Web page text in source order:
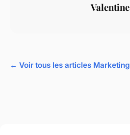
Valentine
← Voir tous les articles Marketing